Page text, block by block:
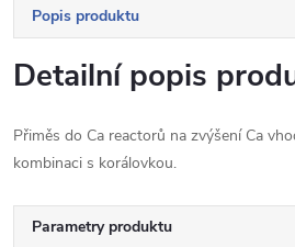
Popis produktu
Detailní popis
Přiměs do Ca reactorů na zvýšení Ca
kombinaci s korálovkou.
Parametry produktu